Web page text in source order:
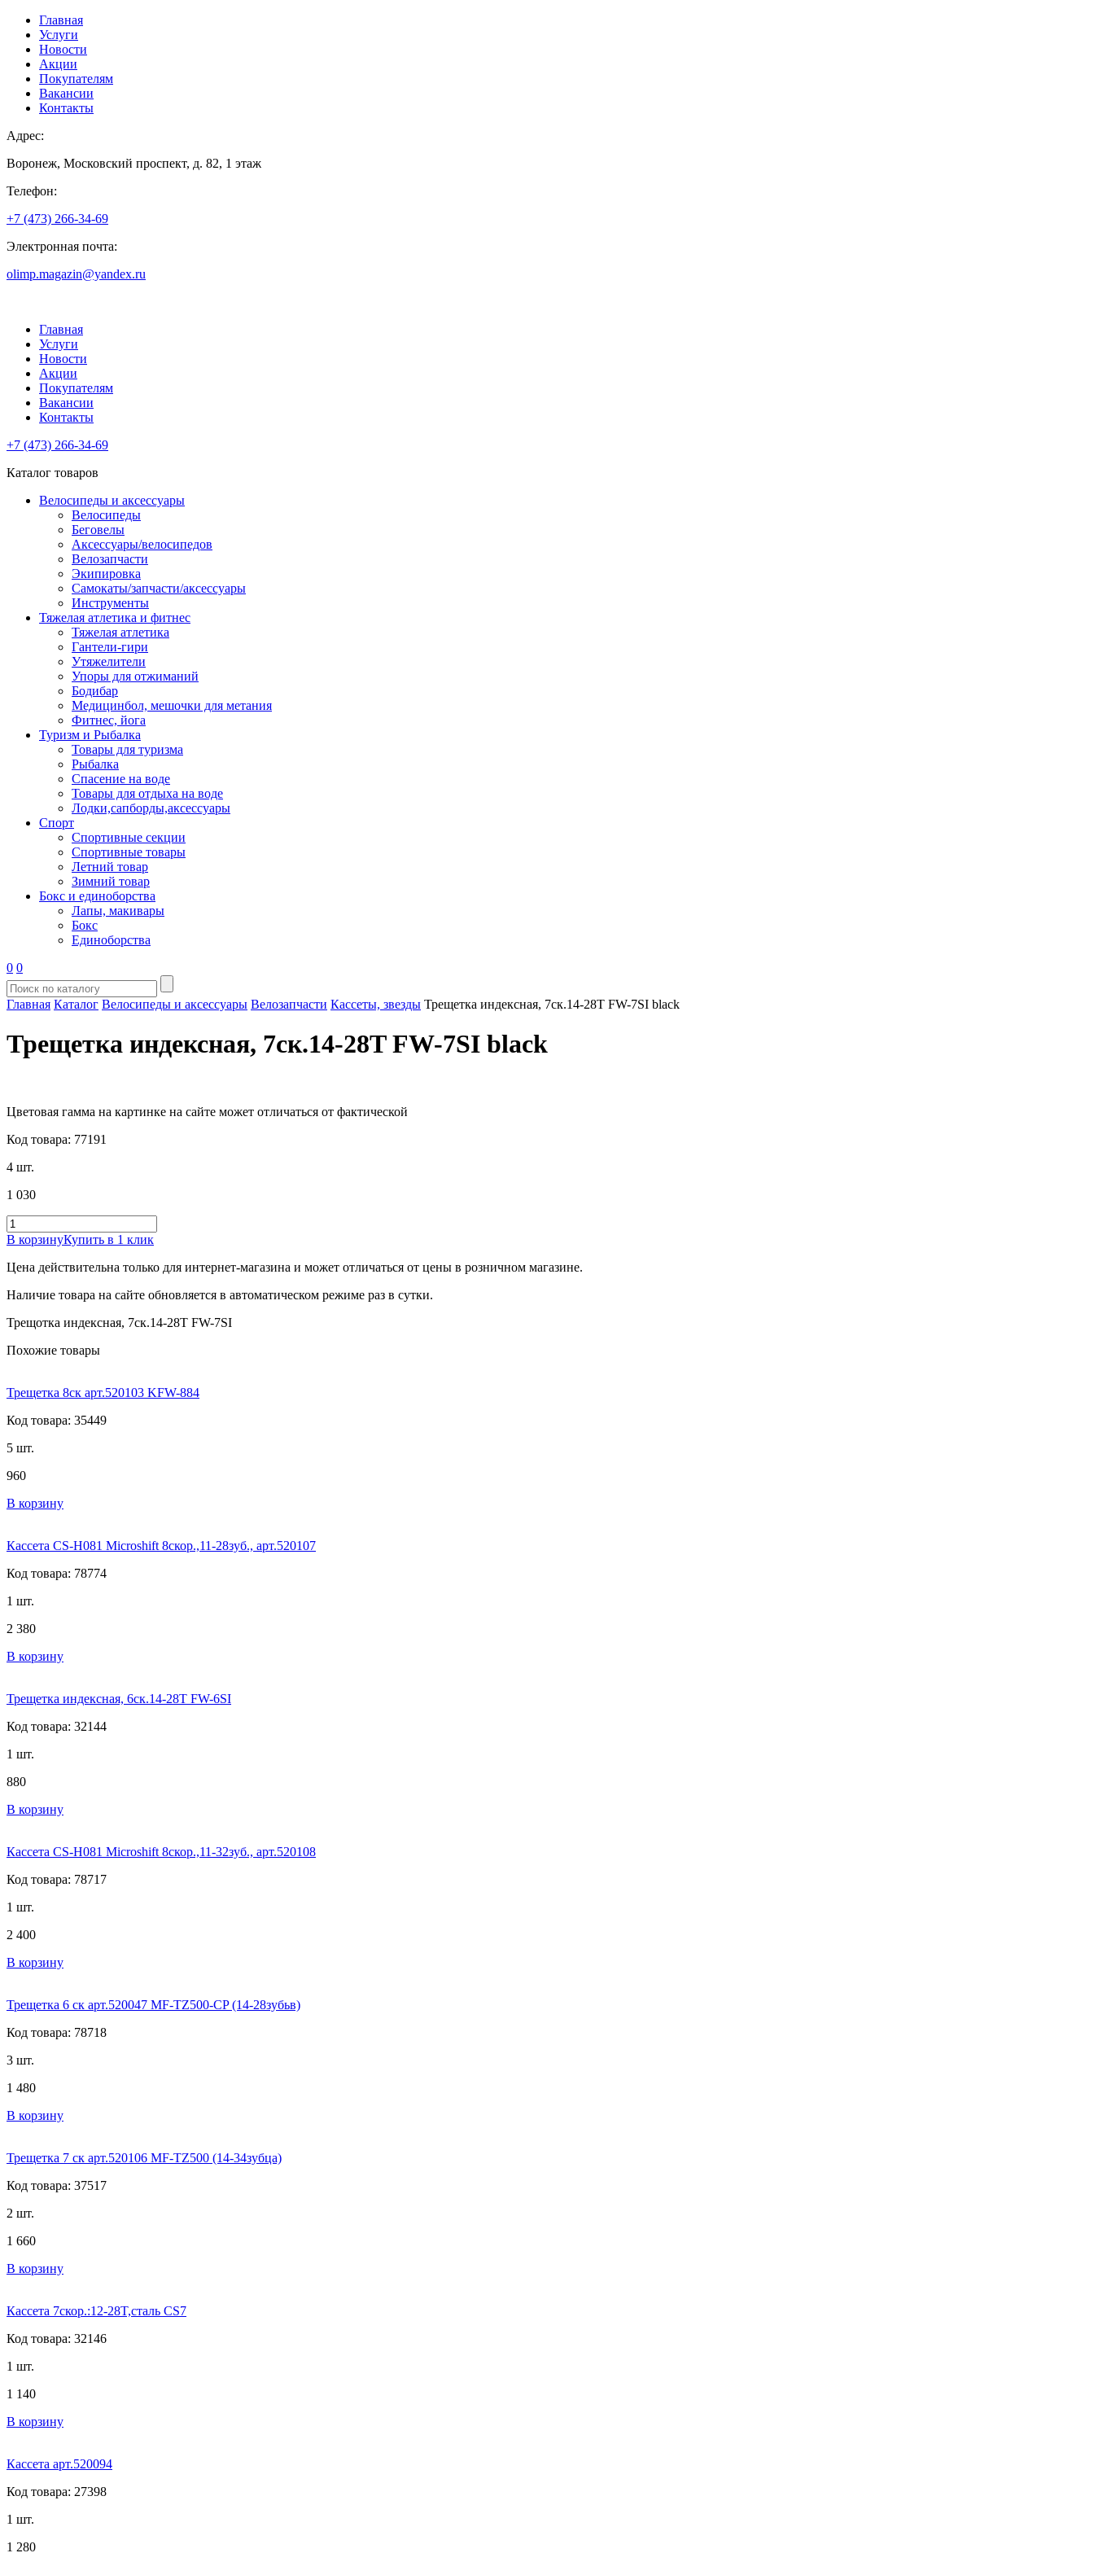
Главная
Услуги
Новости
Акции
Покупателям
Вакансии
Контакты
Адрес:
Воронеж, Московский проспект, д. 82, 1 этаж
Телефон:
+7 (473) 266-34-69
Электронная почта:
olimp.magazin@yandex.ru
Главная
Услуги
Новости
Акции
Покупателям
Вакансии
Контакты
+7 (473) 266-34-69
Каталог товаров
Велосипеды и аксессуары
Велосипеды
Беговелы
Аксессуары/велосипедов
Велозапчасти
Экипировка
Самокаты/запчасти/аксессуары
Инструменты
Тяжелая атлетика и фитнес
Тяжелая атлетика
Гантели-гири
Утяжелители
Упоры для отжиманий
Бодибар
Медицинбол, мешочки для метания
Фитнес, йога
Туризм и Рыбалка
Товары для туризма
Рыбалка
Спасение на воде
Товары для отдыха на воде
Лодки,сапборды,аксессуары
Спорт
Спортивные секции
Спортивные товары
Летний товар
Зимний товар
Бокс и единоборства
Лапы, макивары
Бокс
Единоборства
0 0
Главная Каталог Велосипеды и аксессуары Велозапчасти Кассеты, звезды Трещетка индексная, 7ск.14-28T FW-7SI black
Трещетка индексная, 7ск.14-28T FW-7SI black
Цветовая гамма на картинке на сайте может отличаться от фактической
Код товара: 77191
4 шт.
1 030
В корзинуКупить в 1 клик
Цена действительна только для интернет-магазина и может отличаться от цены в розничном магазине.
Наличие товара на сайте обновляется в автоматическом режиме раз в сутки.
Трещотка индексная, 7ск.14-28T FW-7SI
Похожие товары
Трещетка 8ск арт.520103 KFW-884
Код товара: 35449
5 шт.
960
В корзину
Кассета CS-H081 Microshift 8скор.,11-28зуб., арт.520107
Код товара: 78774
1 шт.
2 380
В корзину
Трещетка индексная, 6ск.14-28T FW-6SI
Код товара: 32144
1 шт.
880
В корзину
Кассета CS-H081 Microshift 8скор.,11-32зуб., арт.520108
Код товара: 78717
1 шт.
2 400
В корзину
Трещетка 6 ск арт.520047 MF-TZ500-CP (14-28зубьв)
Код товара: 78718
3 шт.
1 480
В корзину
Трещетка 7 ск арт.520106 MF-TZ500 (14-34зубца)
Код товара: 37517
2 шт.
1 660
В корзину
Кассета 7скор.:12-28T,сталь CS7
Код товара: 32146
1 шт.
1 140
В корзину
Кассета арт.520094
Код товара: 27398
1 шт.
1 280